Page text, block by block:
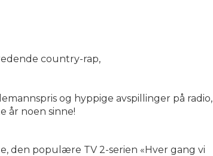
country-rap,
og hyppige avspillinger på radio,
år noen sinne!
den populære TV 2-serien «Hver gang vi